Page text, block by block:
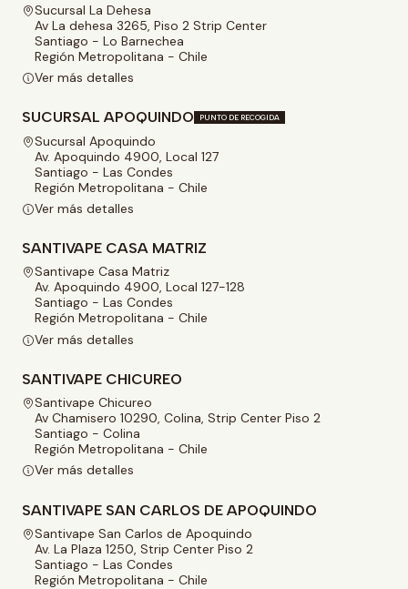
Sucursal La Dehesa
Av La dehesa 3265, Piso 2 Strip Center
Santiago - Lo Barnechea
Región Metropolitana - Chile
Ver más detalles
SUCURSAL APOQUINDO PUNTO DE RECOGIDA
Sucursal Apoquindo
Av. Apoquindo 4900, Local 127
Santiago - Las Condes
Región Metropolitana - Chile
Ver más detalles
SANTIVAPE CASA MATRIZ
Santivape Casa Matriz
Av. Apoquindo 4900, Local 127-128
Santiago - Las Condes
Región Metropolitana - Chile
Ver más detalles
SANTIVAPE CHICUREO
Santivape Chicureo
Av Chamisero 10290, Colina, Strip Center Piso 2
Santiago - Colina
Región Metropolitana - Chile
Ver más detalles
SANTIVAPE SAN CARLOS DE APOQUINDO
Santivape San Carlos de Apoquindo
Av. La Plaza 1250, Strip Center Piso 2
Santiago - Las Condes
Región Metropolitana - Chile